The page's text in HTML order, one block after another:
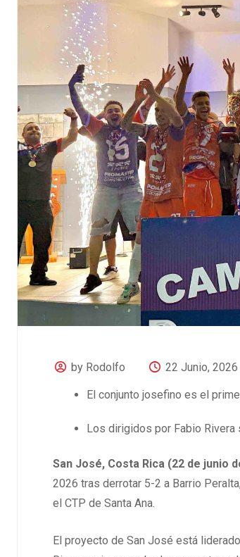
by Rodolfo 22 Junio, 2026
El conjunto josefino es el
Los dirigidos por Fabio Rivera
San José, Costa Rica (22 de junio
2026 tras derrotar 5-2 a Barrio
el CTP de Santa Ana.
El proyecto de San José está